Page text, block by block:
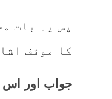
پس یہ بات
کا موقف
جواب اور اس